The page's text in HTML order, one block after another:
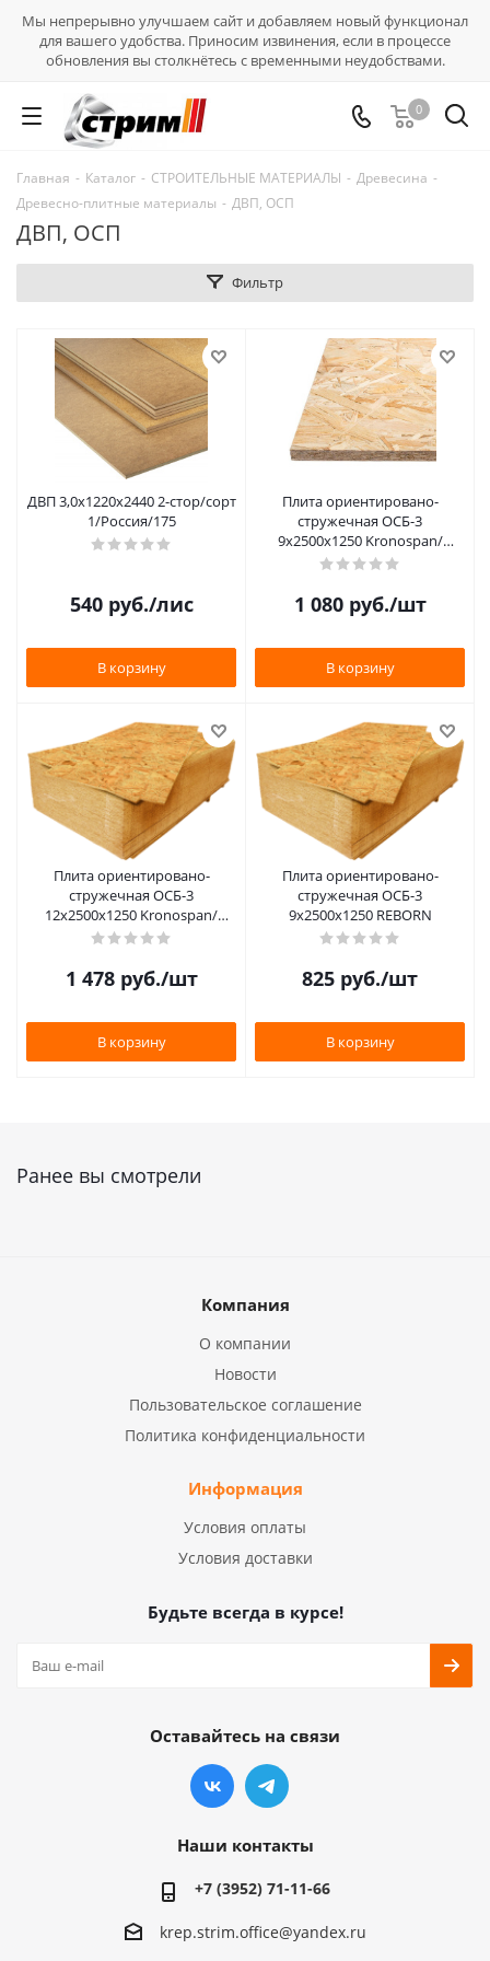
Мы непрерывно улучшаем сайт и добавляем новый функционал
для вашего удобства. Приносим извинения, если в процессе
обновления вы столкнётесь с временными неудобствами.
0
Главная - Каталог - СТРОИТЕЛЬНЫЕ МАТЕРИАЛЫ - Древесина -
Древесно-плитные материалы - ДВП, ОСП
ДВП, ОСП
Фильтр
ДВП 3,0х1220х2440 2-стор/сорт
1/Россия/175
540руб./лис
В корзину
Плита ориентировано-
стружечная ОСБ-3
9х2500х1250 Kronospan/
Ультраплай
1 080руб./шт
В корзину
Плита ориентировано-
стружечная ОСБ-3
12х2500х1250 Kronospan/
Ультраплай
1 478руб./шт
В корзину
Плита ориентировано-
стружечная ОСБ-3
9х2500х1250 REBORN
825 руб./шт
В корзину
Ранее вы смотрели
Компания
О компании
Новости
Пользовательское соглашение
Политика конфиденциальности
Информация
Условия оплаты
Условия доставки
Будьте всегда в курсе!
Оставайтесь на связи
Наши контакты
+7 (3952) 71-11-66
krep.strim.office@yandex.ru